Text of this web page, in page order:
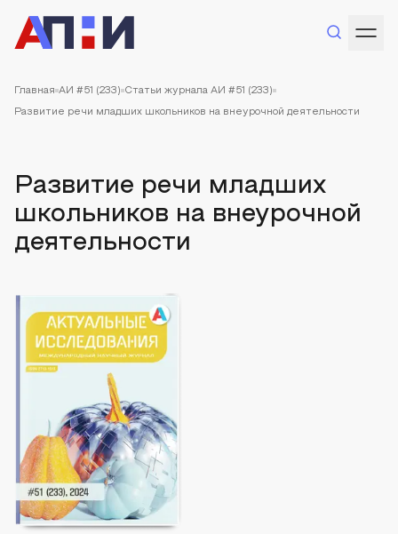
Главная АИ #51 (233) Статьи журнала АИ #51 (233)
Развитие речи младших школьников на внеурочной деятельности
Развитие речи младших
школьников на внеурочной
деятельности